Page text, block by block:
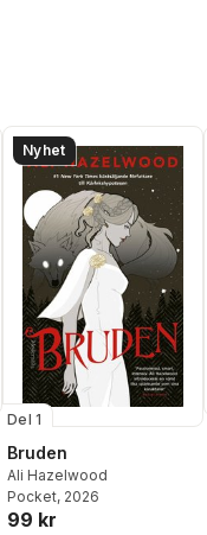
Nyhet
Del 1
Bruden
Ali Hazelwood
Pocket, 2026
99 kr